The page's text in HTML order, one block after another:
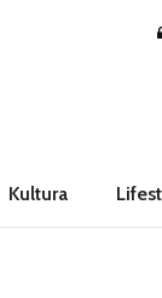
Kultura